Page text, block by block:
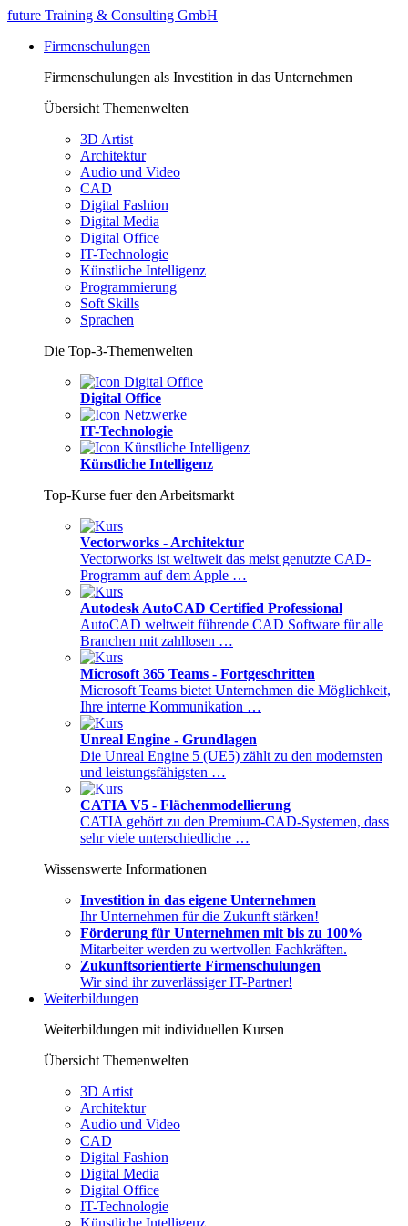
future Training & Consulting GmbH
Firmenschulungen
Firmenschulungen als Investition in das Unternehmen
Übersicht Themenwelten
3D Artist
Architektur
Audio und Video
CAD
Digital Fashion
Digital Media
Digital Office
IT-Technologie
Künstliche Intelligenz
Programmierung
Soft Skills
Sprachen
Die Top-3-Themenwelten
Digital Office
IT-Technologie
Künstliche Intelligenz
Top-Kurse fuer den Arbeitsmarkt
Vectorworks - Architektur
Vectorworks ist weltweit das meist genutzte CAD-
Programm auf dem Apple …
Autodesk AutoCAD Certified Professional
AutoCAD weltweit führende CAD Software für alle
Branchen mit zahllosen …
Microsoft 365 Teams - Fortgeschritten
Microsoft Teams bietet Unternehmen die Möglichkeit,
Ihre interne Kommunikation …
Unreal Engine - Grundlagen
Die Unreal Engine 5 (UE5) zählt zu den modernsten
und leistungsfähigsten …
CATIA V5 - Flächenmodellierung
CATIA gehört zu den Premium-CAD-Systemen, dass
sehr viele unterschiedliche …
Wissenswerte Informationen
Investition in das eigene Unternehmen
Ihr Unternehmen für die Zukunft stärken!
Förderung für Unternehmen mit bis zu 100%
Mitarbeiter werden zu wertvollen Fachkräften.
Zukunftsorientierte Firmenschulungen
Wir sind ihr zuverlässiger IT-Partner!
Weiterbildungen
Weiterbildungen mit individuellen Kursen
Übersicht Themenwelten
3D Artist
Architektur
Audio und Video
CAD
Digital Fashion
Digital Media
Digital Office
IT-Technologie
Künstliche Intelligenz